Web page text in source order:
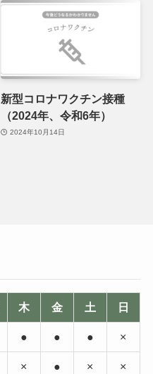
新型コロナワクチン接種
（2024年、令和6年）
2024年10月14日
木 金 土 日
● ● ● ×
× ● × ×